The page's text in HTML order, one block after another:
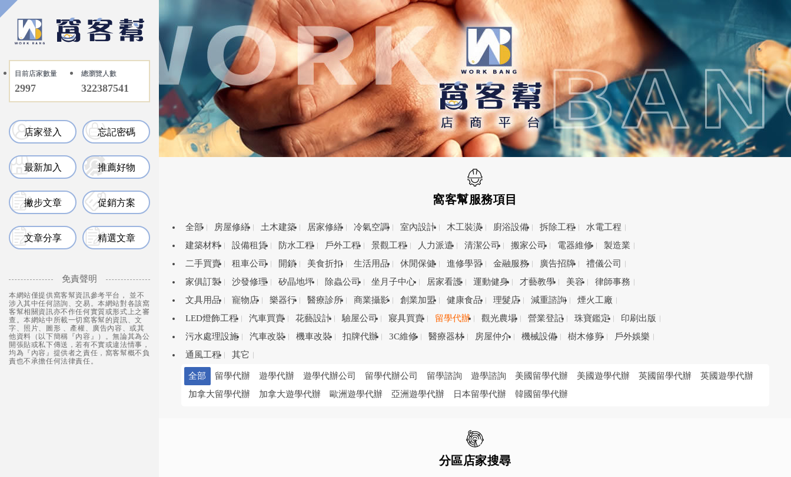
目前店家數量
2997
總瀏覽人數
322387541
店家登入 忘記密碼
最新加入 推薦好物
撇步文章 促銷方案
文章分享 精選文章
免責聲明
本網站僅提供窩客幫資訊參考平台， 並不
涉入其中任何諮詢、交易。本網站對各該窩
客幫相關資訊亦不作任何實質或形式上之審
查。本網站中所載一切窩客幫的資訊、文
字、照片、圖形 、產權、廣告內容、或其
他資料（以下簡稱『內容』）。無論其為公
開張貼或私下傳送，若有不實或違法情事，
均為『內容』提供者之責任，窩客幫概不負
責也不承擔任何法律責任。
窩客幫服務項目
全部 房屋修繕 土木建築 居家修繕 冷氣空調 室內設計 木工裝潢 廚浴設備 拆除工程
水電工程
建築材料
設備租賃 防水工程 戶外工程 景觀工程 人力派遣 清潔公司 搬家公司 電器維修
製造業
二手買賣
租車公司 開鎖 美食折扣 生活用品 休閒保健 進修學習 金融服務 廣告招牌
禮儀公司
家俱訂製
沙發修理 矽晶地坪 除蟲公司 坐月子中心 居家看護 運動健身 才藝教學 美容
律師事務
文具用品
寵物店 樂器行 醫療診所 商業攝影 創業加盟 健康食品 理髮店 減重諮詢
煙火工廠
LED燈飾工程
汽車買賣 花藝設計 驗屋公司 寢具買賣 留學代辦 觀光農場 營業登記 珠寶鑑定
印刷出版
污水處理設施
汽車改裝 機車改裝 扣牌代辦 3C維修 醫療器材 房屋仲介 機械設備 樹木修剪
戶外娛樂
通風工程
其它
全部 留學代辦 遊學代辦 遊學代辦公司 留學代辦公司 留學諮詢 遊學諮詢 美國留學代辦 美國遊學代辦 英國留學代辦
英國遊學代辦
加拿大留學代辦
加拿大遊學代辦 歐洲遊學代辦 亞洲遊學代辦 日本留學代辦 韓國留學代辦
分區店家搜尋